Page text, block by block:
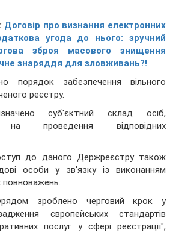
Договір про визнання електронних
угода до нього: зручний
зброя масового знищення
знаряддя для зловживань?!
порядок забезпечення вільного
реєстру.
суб'єктний склад осіб,
на проведення відповідних
до даного Держреєстру також
особи у зв'язку із виконанням
повноважень.
зроблено черговий крок у
європейських стандартів
послуг у сфері реєстрації",